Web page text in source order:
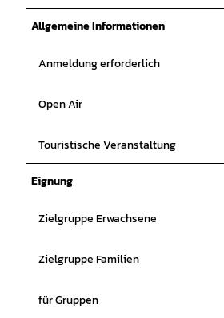
Allgemeine Informationen
Anmeldung erforderlich
Open Air
Touristische Veranstaltung
Eignung
Zielgruppe Erwachsene
Zielgruppe Familien
für Gruppen